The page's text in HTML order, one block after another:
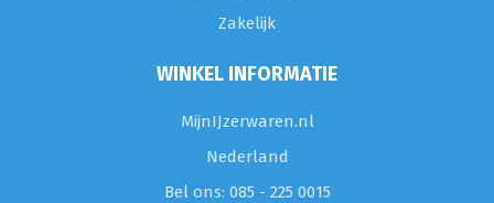
Zakelijk
WINKEL INFORMATIE
MijnIJzerwaren.nl
Nederland
Bel ons: 085 - 225 0015